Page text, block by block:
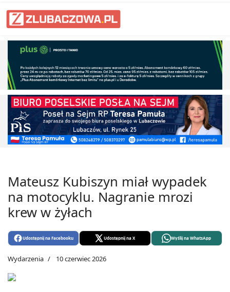
Mateusz Kubiszyn miał wypadek
na motocyklu. Nagranie mrozi
krew w żyłach
Udostępnij na Facebooku Udostępnij na X Wyślij na WhatsApp
Wydarzenia 10 czerwiec 2026